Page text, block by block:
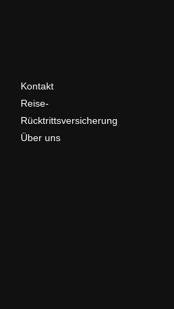
Kontakt
Reise-
Rücktrittsversicherung
Über uns